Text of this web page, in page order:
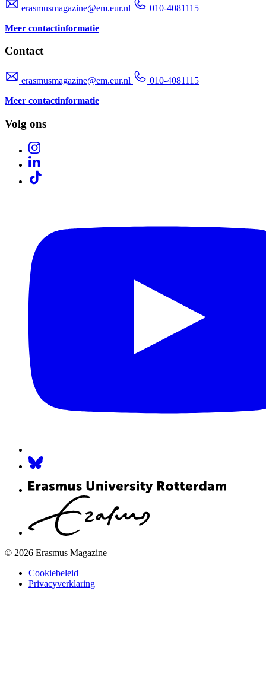
erasmusmagazine@em.eur.nl
010-4081115
Meer contactinformatie
Contact
erasmusmagazine@em.eur.nl
010-4081115
Meer contactinformatie
Volg ons
© 2026 Erasmus Magazine
Cookiebeleid
Privacyverklaring